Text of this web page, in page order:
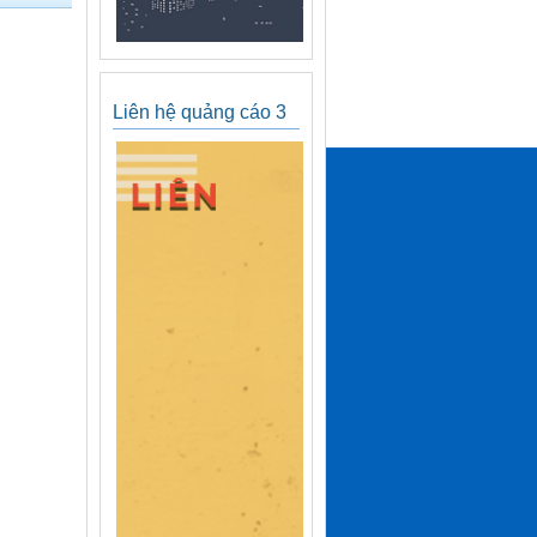
Liên hệ quảng cáo 3